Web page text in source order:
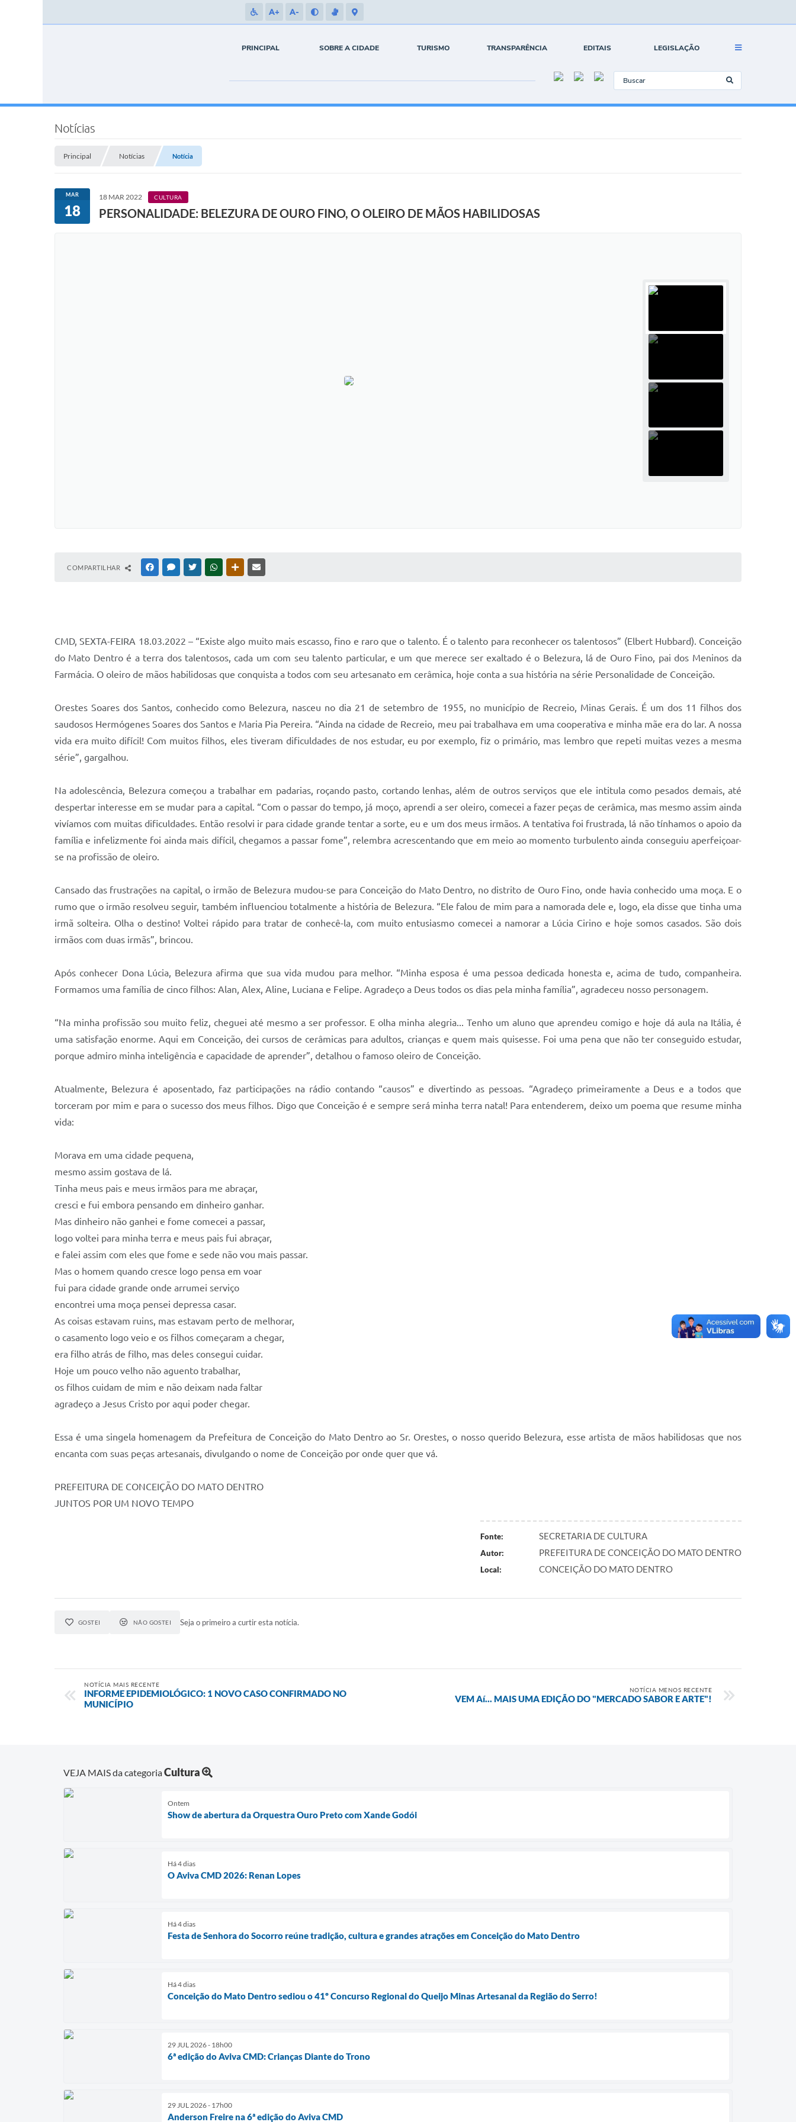
A+ A-
PRINCIPAL SOBRE A CIDADE TURISMO TRANSPARÊNCIA EDITAIS LEGISLAÇÃO
Notícias
Principal Notícias Notícia
MAR
18
18 MAR 2022 CULTURA
PERSONALIDADE: BELEZURA DE OURO FINO, O OLEIRO DE MÃOS HABILIDOSAS
COMPARTILHAR FACEBOOKMESSENGER
TWITTERWHATSAPPOUTRAS MÍDIAS
CMD, SEXTA-FEIRA 18.03.2022 – “Existe algo muito mais escasso, fino e raro que o talento. É o talento para reconhecer os talentosos” (Elbert Hubbard). Conceição
do Mato Dentro é a terra dos talentosos, cada um com seu talento particular, e um que merece ser exaltado é o Belezura, lá de Ouro Fino, pai dos Meninos da
Farmácia. O oleiro de mãos habilidosas que conquista a todos com seu artesanato em cerâmica, hoje conta a sua história na série Personalidade de Conceição.
Orestes Soares dos Santos, conhecido como Belezura, nasceu no dia 21 de setembro de 1955, no município de Recreio, Minas Gerais. É um dos 11 filhos dos
saudosos Hermógenes Soares dos Santos e Maria Pia Pereira. “Ainda na cidade de Recreio, meu pai trabalhava em uma cooperativa e minha mãe era do lar. A nossa
vida era muito difícil! Com muitos filhos, eles tiveram dificuldades de nos estudar, eu por exemplo, fiz o primário, mas lembro que repeti muitas vezes a mesma
série”, gargalhou.
Na adolescência, Belezura começou a trabalhar em padarias, roçando pasto, cortando lenhas, além de outros serviços que ele intitula como pesados demais, até
despertar interesse em se mudar para a capital. “Com o passar do tempo, já moço, aprendi a ser oleiro, comecei a fazer peças de cerâmica, mas mesmo assim ainda
vivíamos com muitas dificuldades. Então resolvi ir para cidade grande tentar a sorte, eu e um dos meus irmãos. A tentativa foi frustrada, lá não tínhamos o apoio da
família e infelizmente foi ainda mais difícil, chegamos a passar fome”, relembra acrescentando que em meio ao momento turbulento ainda conseguiu aperfeiçoar-
se na profissão de oleiro.
Cansado das frustrações na capital, o irmão de Belezura mudou-se para Conceição do Mato Dentro, no distrito de Ouro Fino, onde havia conhecido uma moça. E o
rumo que o irmão resolveu seguir, também influenciou totalmente a história de Belezura. “Ele falou de mim para a namorada dele e, logo, ela disse que tinha uma
irmã solteira. Olha o destino! Voltei rápido para tratar de conhecê-la, com muito entusiasmo comecei a namorar a Lúcia Cirino e hoje somos casados. São dois
irmãos com duas irmãs”, brincou.
Após conhecer Dona Lúcia, Belezura afirma que sua vida mudou para melhor. “Minha esposa é uma pessoa dedicada honesta e, acima de tudo, companheira.
Formamos uma família de cinco filhos: Alan, Alex, Aline, Luciana e Felipe. Agradeço a Deus todos os dias pela minha família”, agradeceu nosso personagem.
“Na minha profissão sou muito feliz, cheguei até mesmo a ser professor. E olha minha alegria... Tenho um aluno que aprendeu comigo e hoje dá aula na Itália, é
uma satisfação enorme. Aqui em Conceição, dei cursos de cerâmicas para adultos, crianças e quem mais quisesse. Foi uma pena que não ter conseguido estudar,
porque admiro minha inteligência e capacidade de aprender”, detalhou o famoso oleiro de Conceição.
Atualmente, Belezura é aposentado, faz participações na rádio contando “causos” e divertindo as pessoas. “Agradeço primeiramente a Deus e a todos que
torceram por mim e para o sucesso dos meus filhos. Digo que Conceição é e sempre será minha terra natal! Para entenderem, deixo um poema que resume minha
vida:
Morava em uma cidade pequena,
mesmo assim gostava de lá.
Tinha meus pais e meus irmãos para me abraçar,
cresci e fui embora pensando em dinheiro ganhar.
Mas dinheiro não ganhei e fome comecei a passar,
logo voltei para minha terra e meus pais fui abraçar,
e falei assim com eles que fome e sede não vou mais passar.
Mas o homem quando cresce logo pensa em voar
fui para cidade grande onde arrumei serviço
encontrei uma moça pensei depressa casar.
As coisas estavam ruins, mas estavam perto de melhorar,
o casamento logo veio e os filhos começaram a chegar,
era filho atrás de filho, mas deles consegui cuidar.
Hoje um pouco velho não aguento trabalhar,
os filhos cuidam de mim e não deixam nada faltar
agradeço a Jesus Cristo por aqui poder chegar.
Essa é uma singela homenagem da Prefeitura de Conceição do Mato Dentro ao Sr. Orestes, o nosso querido Belezura, esse artista de mãos habilidosas que nos
encanta com suas peças artesanais, divulgando o nome de Conceição por onde quer que vá.
PREFEITURA DE CONCEIÇÃO DO MATO DENTRO
JUNTOS POR UM NOVO TEMPO
Fonte: SECRETARIA DE CULTURA
Autor: PREFEITURA DE CONCEIÇÃO DO MATO DENTRO
Local: CONCEIÇÃO DO MATO DENTRO
GOSTEI NÃO GOSTEI Seja o primeiro a curtir esta notícia.
NOTÍCIA MAIS RECENTE
INFORME EPIDEMIOLÓGICO: 1 NOVO CASO CONFIRMADO NO
MUNICÍPIO
NOTÍCIA MENOS RECENTE
VEM Aí... MAIS UMA EDIÇÃO DO "MERCADO SABOR E ARTE"!
VEJA MAIS da categoriaCultura
Ontem
Show de abertura da Orquestra Ouro Preto com Xande Godói
Há 4 dias
O Aviva CMD 2026: Renan Lopes
Há 4 dias
Festa de Senhora do Socorro reúne tradição, cultura e grandes atrações em Conceição do Mato Dentro
Há 4 dias
Conceição do Mato Dentro sediou o 41º Concurso Regional do Queijo Minas Artesanal da Região do Serro!
29 JUL 2026 - 18h00
6ª edição do Aviva CMD: Crianças Diante do Trono
29 JUL 2026 - 17h00
Anderson Freire na 6ª edição do Aviva CMD